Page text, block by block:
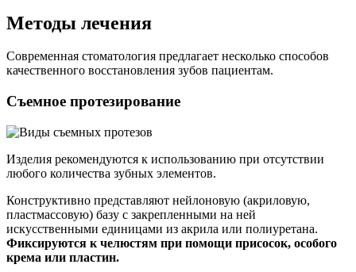
Методы лечения
Современная стоматология предлагает несколько способов
качественного восстановления зубов пациентам.
Съемное протезирование
Изделия рекомендуются к использованию при отсутствии
любого количества зубных элементов.
Конструктивно представляют нейлоновую (акриловую,
пластмассовую) базу с закрепленными на ней
искусственными единицами из акрила или полиуретана.
Фиксируются к челюстям при помощи присосок, особого
крема или пластин.